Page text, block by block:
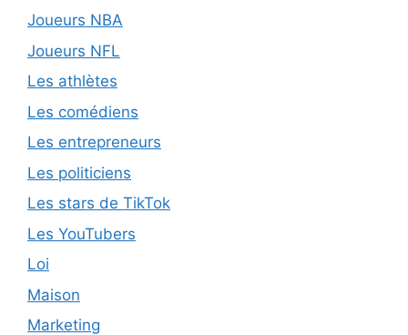
Joueurs NBA
Joueurs NFL
Les athlètes
Les comédiens
Les entrepreneurs
Les politiciens
Les stars de TikTok
Les YouTubers
Loi
Maison
Marketing